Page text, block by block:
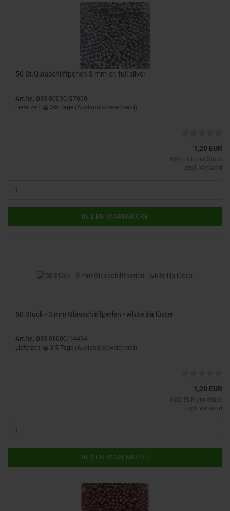
50 St.Glasschliffperlen 3 mm-cr. full silver
Art.Nr.: GS3-00030/27000
Lieferzeit:
3-5 Tage (Ausland abweichend)
1,20 EUR
0,02 EUR pro Stück
zzgl. Versand
IN DEN WARENKORB
50 Stück - 3 mm Glasschliffperlen - white lila lüster
Art.Nr.: GS3-03000/14494
Lieferzeit:
3-5 Tage (Ausland abweichend)
1,20 EUR
0,02 EUR pro Stück
zzgl. Versand
IN DEN WARENKORB